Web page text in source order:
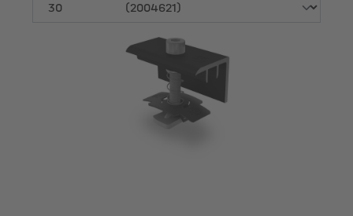
Hauteur du cadre du module [mm]